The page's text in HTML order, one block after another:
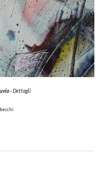
- Dettagli